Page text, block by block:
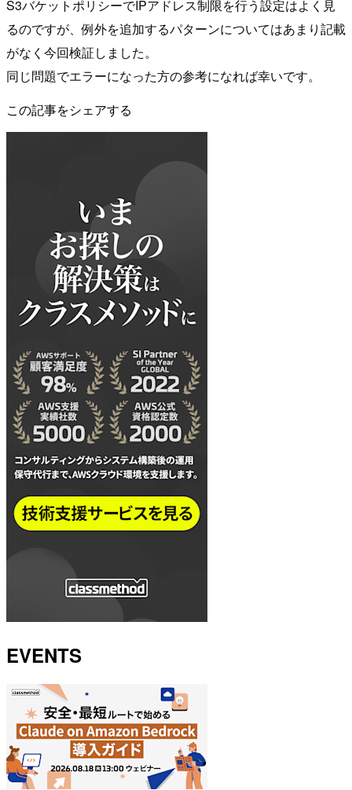
S3バケットポリシーでIPアドレス制限を行う設定はよく見
るのですが、例外を追加するパターンについてはあまり記載
がなく今回検証しました。
同じ問題でエラーになった方の参考になれば幸いです。
この記事をシェアする
EVENTS